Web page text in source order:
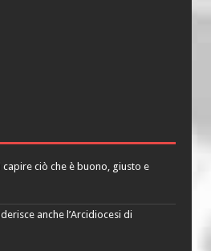
ciò che è buono, giusto e
anche l’Arcidiocesi di